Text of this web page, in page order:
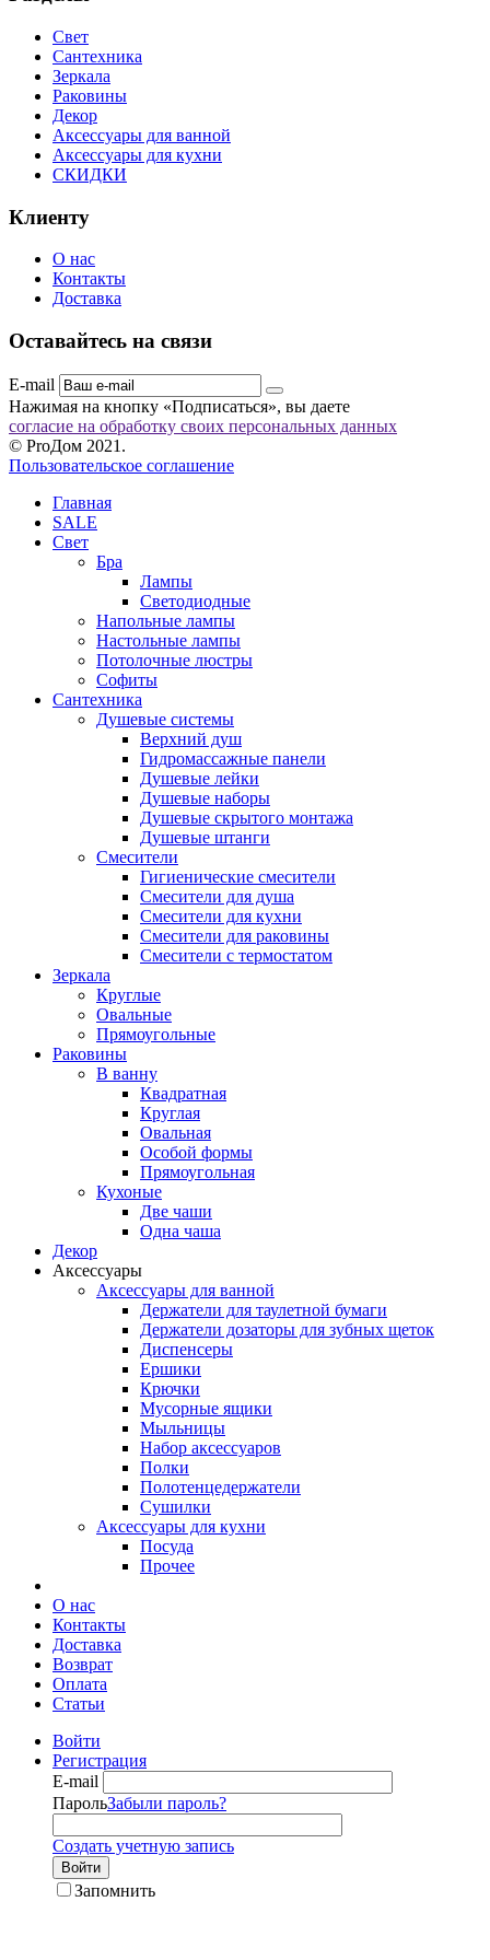
Свет
Сантехника
Зеркала
Раковины
Декор
Аксессуары для ванной
Аксессуары для кухни
СКИДКИ
Клиенту
О нас
Контакты
Доставка
Оставайтесь на связи
E-mail
Нажимая на кнопку «Подписаться», вы даете
согласие на обработку своих персональных данных
© ProДом 2021.
Пользовательское соглашение
Главная
SALE
Свет
Бра
Лампы
Светодиодные
Напольные лампы
Настольные лампы
Потолочные люстры
Софиты
Сантехника
Душевые системы
Верхний душ
Гидромассажные панели
Душевые лейки
Душевые наборы
Душевые скрытого монтажа
Душевые штанги
Смесители
Гигиенические смесители
Смесители для душа
Смесители для кухни
Смесители для раковины
Смесители с термостатом
Зеркала
Круглые
Овальные
Прямоугольные
Раковины
В ванну
Квадратная
Круглая
Овальная
Особой формы
Прямоугольная
Кухоные
Две чаши
Одна чаша
Декор
Аксессуары
Аксессуары для ванной
Держатели для таулетной бумаги
Держатели дозаторы для зубных щеток
Диспенсеры
Ершики
Крючки
Мусорные ящики
Мыльницы
Набор аксессуаров
Полки
Полотенцедержатели
Сушилки
Аксессуары для кухни
Посуда
Прочее
О нас
Контакты
Доставка
Возврат
Оплата
Статьи
Войти
Регистрация
E-mail
ПарольЗабыли пароль?
Создать учетную запись
Войти
Запомнить